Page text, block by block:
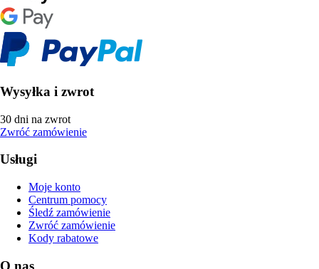
Wysyłka i zwrot
30 dni na zwrot
Zwróć zamówienie
Usługi
Moje konto
Centrum pomocy
Śledź zamówienie
Zwróć zamówienie
Kody rabatowe
O nas